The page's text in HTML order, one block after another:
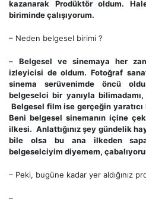
kazanarak Prodüktör oldum.
biriminde çalışıyorum.
– Neden belgesel birimi ?
– Belgesel ve sinemaya her
izleyicisi de oldum. Fotoğraf
sinema serüvenimde öncü
belgeselci bir yanıyla bilimadamı,
Belgesel film ise gerçeğin yaratıcı
Beni belgesel sinemanın içine
ilkesi. Anlattığınız şey gündelik
bile olsa bu ana ilkeden
belgeselciyim diyemem,
– Peki, bugüne kadar yer aldığınız
–